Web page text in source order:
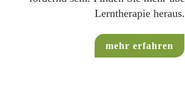
Lerntherapie heraus.
mehr erfahren